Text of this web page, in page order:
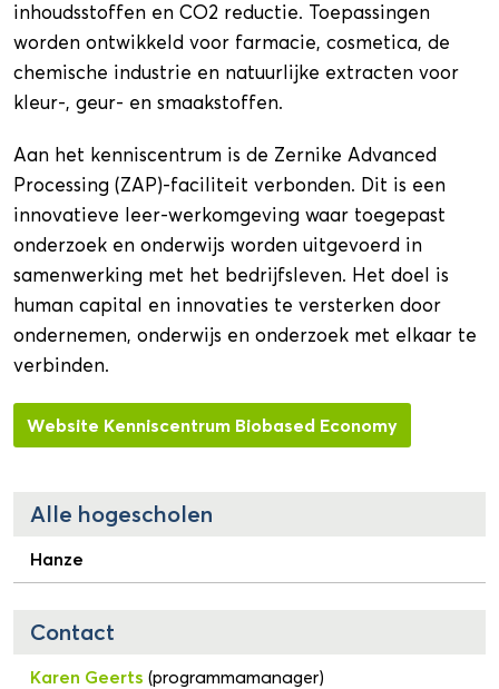
inhoudsstoffen en CO2 reductie. Toepassingen
worden ontwikkeld voor farmacie, cosmetica, de
chemische industrie en natuurlijke extracten voor
kleur-, geur- en smaakstoffen.
Aan het kenniscentrum is de Zernike Advanced
Processing (ZAP)-faciliteit verbonden. Dit is een
innovatieve leer-werkomgeving waar toegepast
onderzoek en onderwijs worden uitgevoerd in
samenwerking met het bedrijfsleven. Het doel is
human capital en innovaties te versterken door
ondernemen, onderwijs en onderzoek met elkaar te
verbinden.
Website Kenniscentrum Biobased Economy
Alle hogescholen
Hanze
Contact
Karen Geerts (programmamanager)